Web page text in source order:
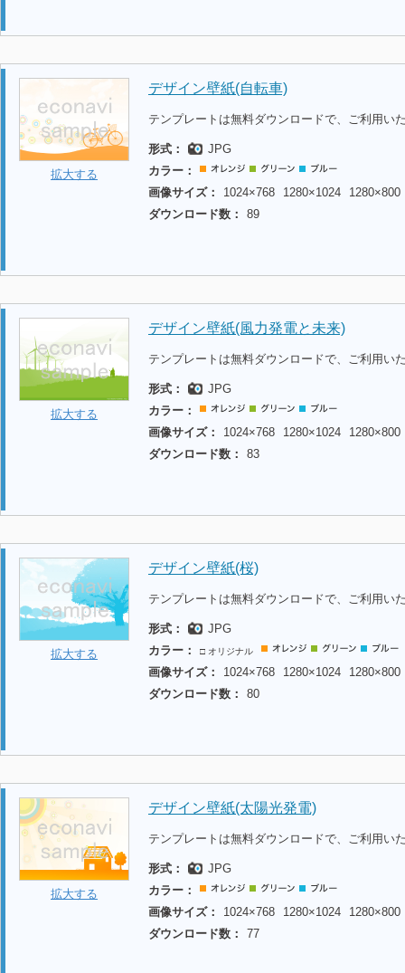
拡大する
デザイン壁紙(自転車)
テンプレートは無料ダウンロードで、ご利用い
形式：
JPG
カラー：
画像サイズ：
1024×768 1280×1024
1280×800
ダウンロード数：
89
拡大する
デザイン壁紙(風力発電と未来)
テンプレートは無料ダウンロードで、ご利用い
形式：
JPG
カラー：
画像サイズ：
1024×768 1280×1024
1280×800
ダウンロード数：
83
拡大する
デザイン壁紙(桜)
テンプレートは無料ダウンロードで、ご利用い
形式：
JPG
カラー：
□ オリジナル
画像サイズ： 1024×768 1280×1024
1280×800
ダウンロード数：
80
拡大する
デザイン壁紙(太陽光発電)
テンプレートは無料ダウンロードで、ご利用い
形式：
JPG
カラー：
画像サイズ：
1024×768 1280×1024
1280×800
ダウンロード数：
77